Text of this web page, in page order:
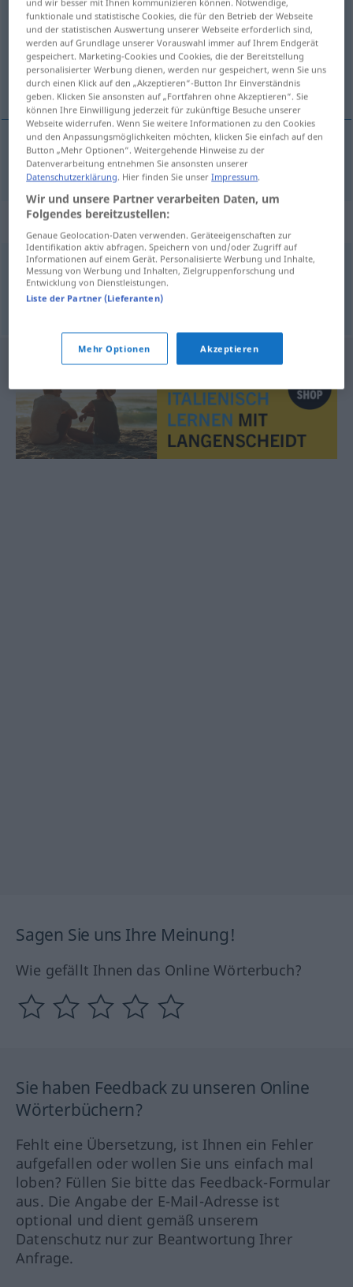
Übersicht aller Übersetzungen
(Für mehr Details die Übersetzung anklicken/antippen)
Stink-, stinkend
Stink-,stinkend puzzolente
Synonyme für "puzzolente"
fetente,fetido,graveolente,sporco,suicidio
Sagen Sie uns Ihre Meinung!
Wie gefällt Ihnen das Online Wörterbuch?
Sie haben Feedback zu unseren Online
Wörterbüchern?
Fehlt eine Übersetzung, ist Ihnen ein Fehler
aufgefallen oder wollen Sie uns einfach mal
loben? Füllen Sie bitte das Feedback-Formular
aus. Die Angabe der E-Mail-Adresse ist
optional und dient gemäß unserem
Datenschutz nur zur Beantwortung Ihrer
Anfrage.
funktionale und statistische Cookies, die für den Betrieb der Webseite
und der statistischen Auswertung unserer Webseite erforderlich sind,
werden auf Grundlage unserer Vorauswahl immer auf Ihrem Endgerät
gespeichert. Marketing-Cookies und Cookies, die der Bereitstellung
personalisierter Werbung dienen, werden nur gespeichert, wenn Sie uns
durch einen Klick auf den „Akzeptieren“-Button Ihr Einverständnis
geben. Klicken Sie ansonsten auf „Fortfahren ohne Akzeptieren“. Sie
können Ihre Einwilligung jederzeit für zukünftige Besuche unserer
Webseite widerrufen. Wenn Sie weitere Informationen zu den Cookies
und den Anpassungsmöglichkeiten möchten, klicken Sie einfach auf den
Button „Mehr Optionen“. Weitergehende Hinweise zu der
Datenverarbeitung entnehmen Sie ansonsten unserer
Datenschutzerklärung . Hier finden Sie unserImpressum
Wir und unsere Partner verarbeiten Daten, um
Folgendes bereitzustellen:
Genaue Geolocation-Daten verwenden. Geräteeigenschaften zur
Identifikation aktiv abfragen. Speichern von und/oder Zugriff auf
Informationen auf einem Gerät. Personalisierte Werbung und Inhalte,
Messung von Werbung und Inhalten, Zielgruppenforschung und
Entwicklung von Dienstleistungen.
Liste der Partner (Lieferanten)
Mehr Optionen Akzeptieren